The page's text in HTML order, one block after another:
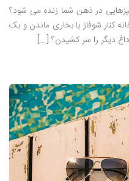
در ذهن شما زنده می شود؟
کنار شوفاژ یا بخاری ماندن و یک
دیگر را سر کشیدن؟ [...]